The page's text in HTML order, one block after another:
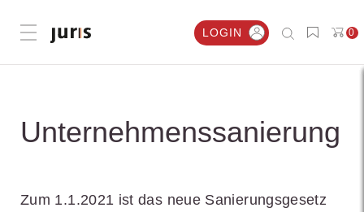
Menü öffnen LOGIN 0
Unternehmenssanierung
Zum 1.1.2021 ist das neue Sanierungsgesetz